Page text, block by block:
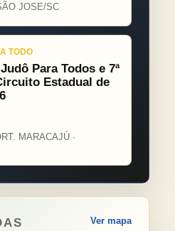
JOSE/SC
TODO
Para Todos e 7ª
Estadual de
MARACAJÚ ·
Ver mapa